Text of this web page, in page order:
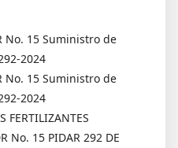
No. 15 Suministro de
2024
No. 15 Suministro de
2024
FERTILIZANTES
No. 15 PIDAR 292 DE